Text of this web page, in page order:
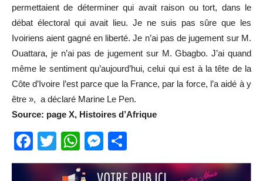
permettaient de déterminer qui avait raison ou tort, dans le
débat électoral qui avait lieu. Je ne suis pas sûre que les
Ivoiriens aient gagné en liberté. Je n’ai pas de jugement sur M.
Ouattara, je n’ai pas de jugement sur M. Gbagbo. J’ai quand
même le sentiment qu’aujourd’hui, celui qui est à la tête de la
Côte d’Ivoire l’est parce que la France, par la force, l’a aidé à y
être », a déclaré Marine Le Pen.
Source: page X, Histoires d’Afrique
Facebook
TwitterWhatsApp
Messenger